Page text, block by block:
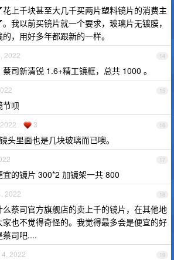
上千块甚至大几千买两片塑料镜片的消费主
我以前买镜片就一个要求，玻璃片无镀膜，
，用好多年都跟新的一样。
14
2022
司新清锐 1.6+精工镜框，总共 1000 。
15
节呗
16
3
头里面也是几块玻璃而已噢。
17
的镜片 300*2 加镜架一共 800
18
2022
蔡司官方旗舰店的卖上千的镜片，在其他地
也不觉得奇怪的。我觉得最多会是便宜的好
蔡司吧....
19
4, 2022